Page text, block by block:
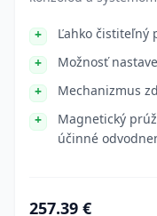
Ľahko čistiteľný
Možnosť
Mechanizmus
Magnetický
účinné
257.39 €